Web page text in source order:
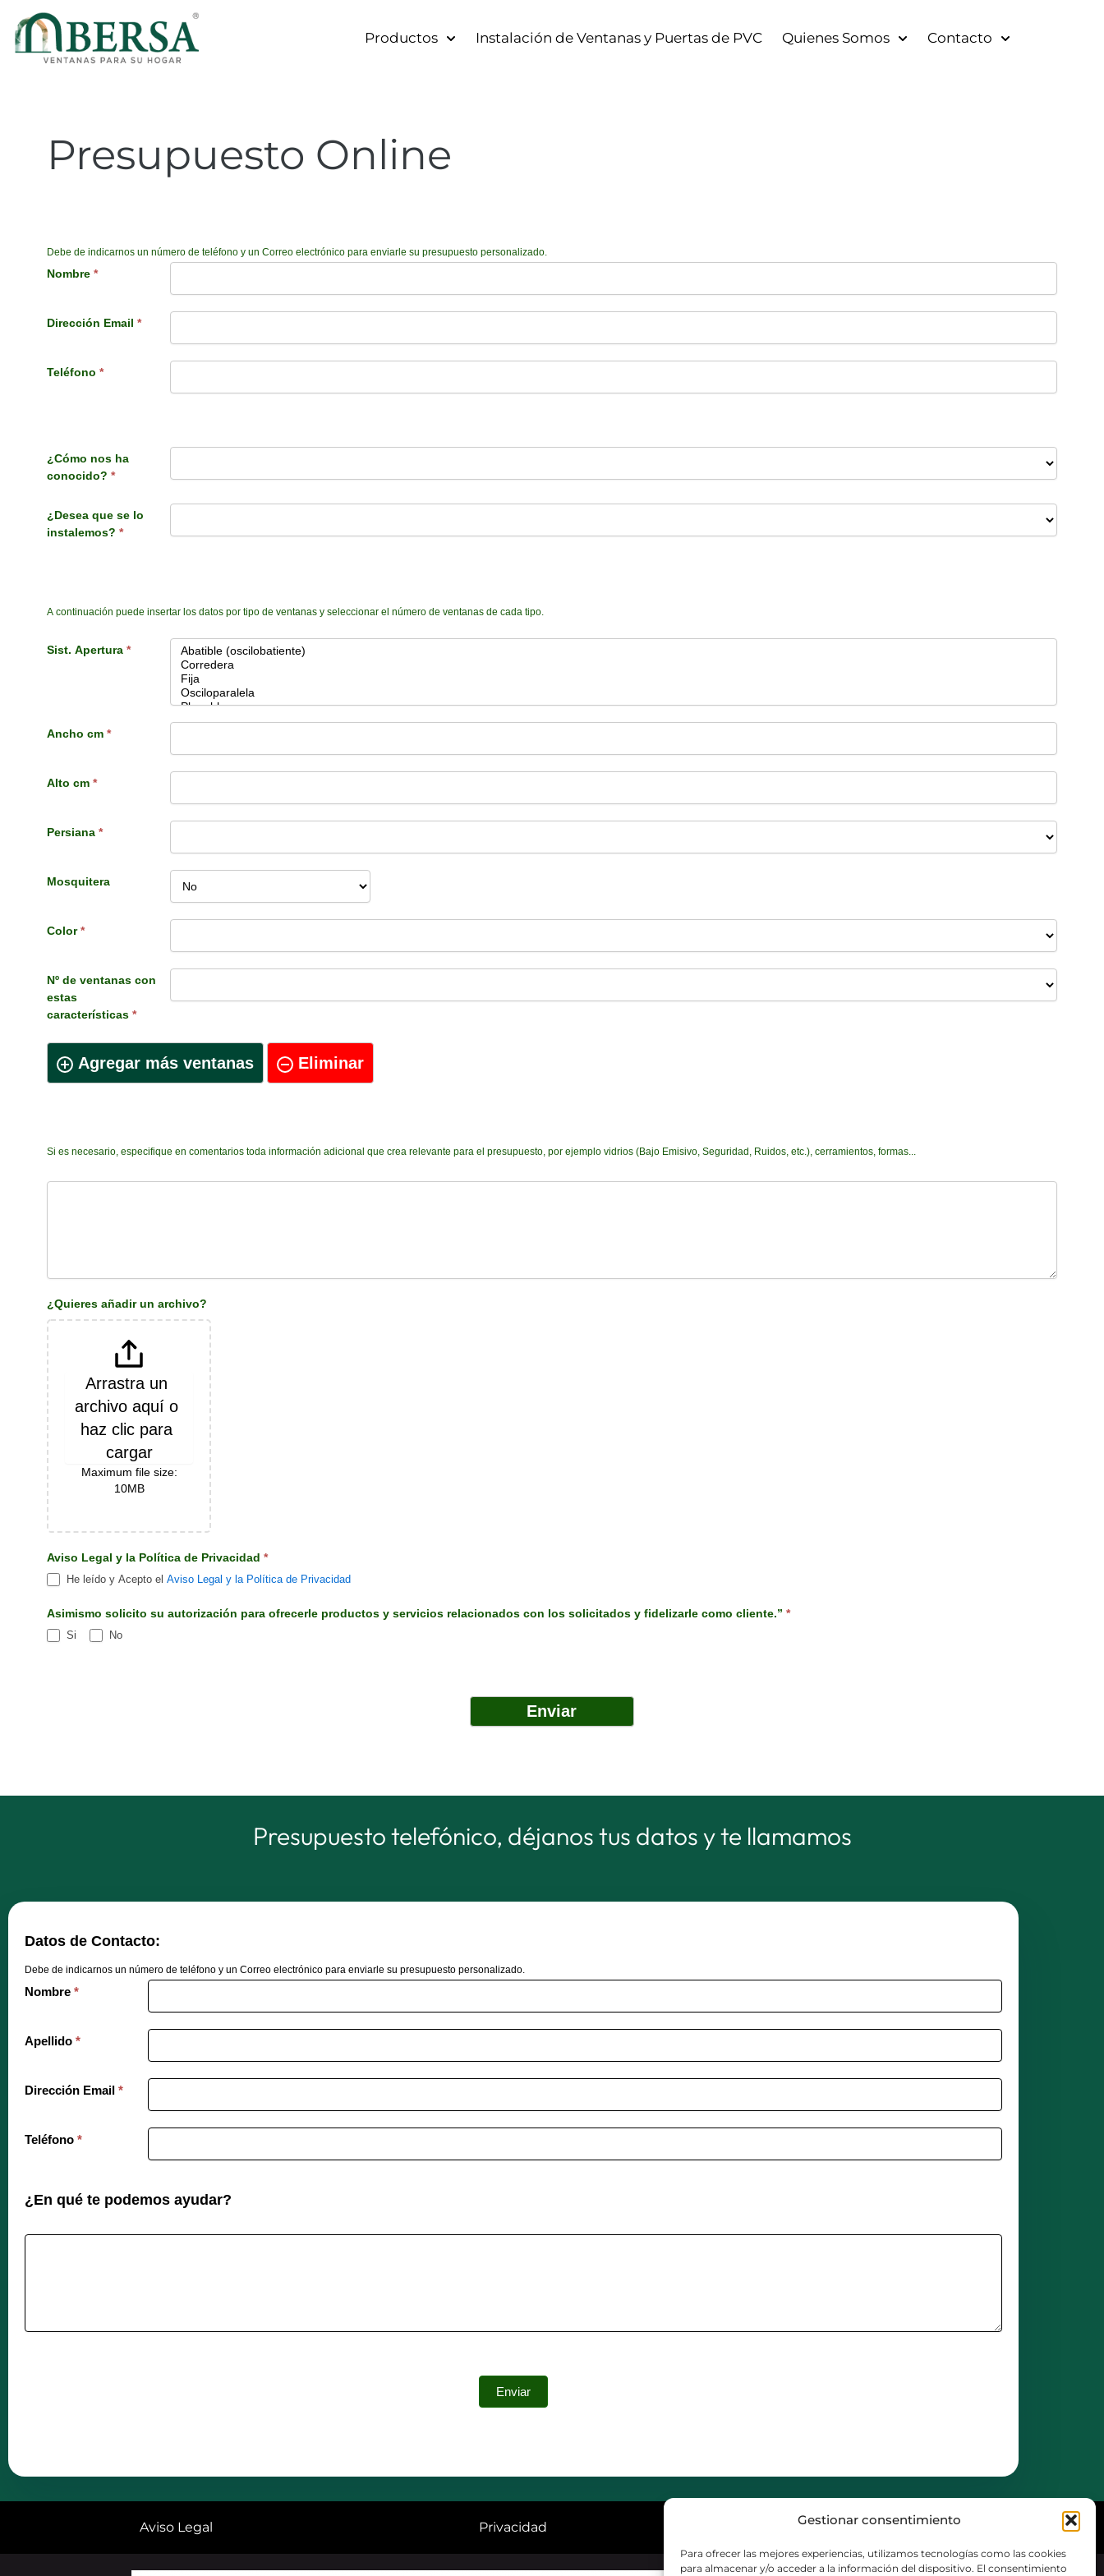
Gestionar consentimiento
Para ofrecer las mejores experiencias, utilizamos tecnologías como las cookies
para almacenar y/o acceder a la información del dispositivo. El consentimiento
contenido
Productos Instalación de Ventanas y Puertas de PVC Quienes Somos Contacto
Presupuesto Online
Debe de indicarnos un número de teléfono y un Correo electrónico para enviarle su presupuesto personalizado.
Nombre *
Dirección Email *
Teléfono *
¿Cómo nos ha
conocido? *
¿Desea que se lo
instalemos? *
A continuación puede insertar los datos por tipo de ventanas y seleccionar el número de ventanas de cada tipo.
Sist. Apertura *
Ancho cm *
Alto cm *
Persiana *
Mosquitera
Color*
Nº de ventanas con
estas
características *
Agregar más ventanas Eliminar
Si es necesario, especifique en comentarios toda información adicional que crea relevante para el presupuesto, por ejemplo vidrios (Bajo Emisivo, Seguridad, Ruidos, etc.), cerramientos, formas...
¿Quieres añadir un archivo?
Arrastra un
archivo aquí o
haz clic para
cargar
Maximum file size:
10MB
Aviso Legal y la Política de Privacidad *
He leído y Acepto el Aviso Legal y la Política de Privacidad
Asimismo solicito su autorización para ofrecerle productos y servicios relacionados con los solicitados y fidelizarle como cliente.” *
Si No
Presupuesto telefónico, déjanos tus datos y te llamamos
Datos de Contacto:
Debe de indicarnos un número de teléfono y un Correo electrónico para enviarle su presupuesto personalizado.
Nombre *
Apellido *
Dirección Email *
Teléfono *
¿En qué te podemos ayudar?
Aviso Legal Privacidad Cookies